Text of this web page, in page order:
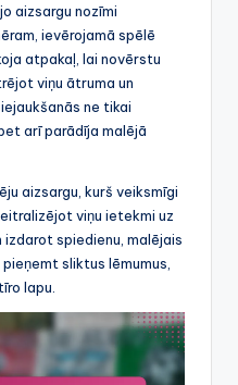
aizsargu nozīmi
ievērojamā spēlē
atpakaļ, lai novērstu
viņu ātruma un
ne tikai
arī parādīja malējā
aizsargu, kurš veiksmīgi
viņu ietekmi uz
spiedienu, malējais
sliktus lēmumus,
lapu.